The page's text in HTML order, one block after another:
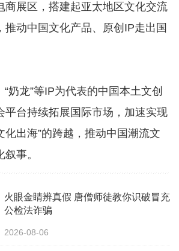
商展区，搭建起亚太地区文化交流
推动中国文化产品、原创IP走出国
龙”等IP为代表的中国本土文创
平台持续拓展国际市场，加速实现
化出海”的跨越，推动中国潮流文
事。
火眼金睛辨真假 唐僧师徒教你识破冒充
公检法诈骗
2026-08-06